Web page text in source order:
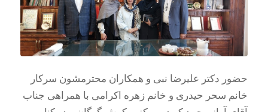
حضور دکتر علیرضا نبی و همکاران محترمشون سرکار
خانم سحر حیدری و خانم زهره اکرامی با همراهی جناب